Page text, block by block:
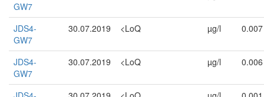
GW7
JDS4-
GW7
30.07.2019 <LoQ µg/l 0.007
JDS4-
GW7
30.07.2019 <LoQ µg/l 0.006